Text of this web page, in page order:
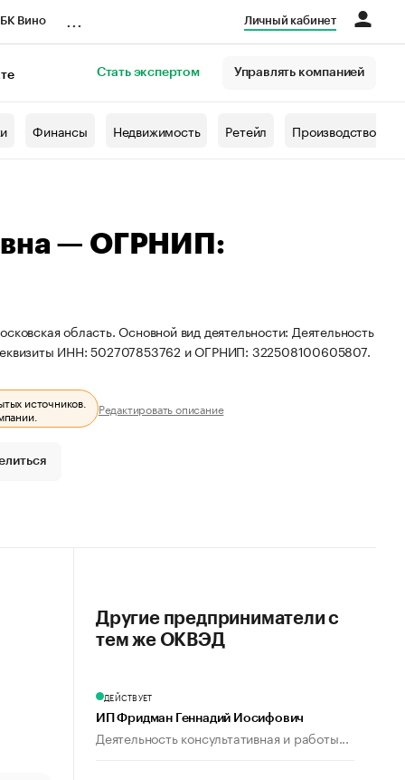
Вино Личный кабинет
Стать экспертом Управлять компанией
Финансы Недвижимость Ретейл Производство
— ОГРНИП:
область. Основной вид деятельности: Деятельность
ИНН: 502707853762 и ОГРНИП: 322508100605807.
источников.
Редактировать описание
Другие предприниматели с
тем же ОКВЭД
ДЕЙСТВУЕТ
ИП Фридман Геннадий Иосифович
Деятельность консультативная и работы...